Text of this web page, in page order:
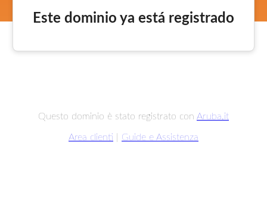
Este dominio ya está registrado
Questo dominio è stato registrato con Aruba.it
Area clienti Guide e Assistenza